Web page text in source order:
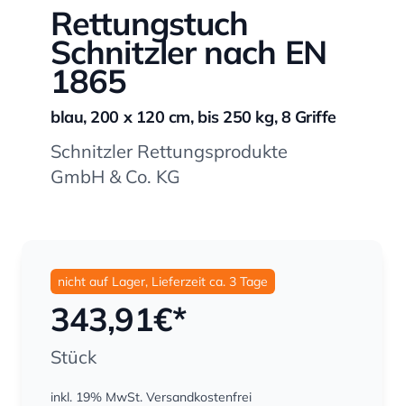
Rettungstuch
Schnitzler nach EN
1865
blau, 200 x 120 cm, bis 250 kg, 8 Griffe
Schnitzler Rettungsprodukte
GmbH & Co. KG
nicht auf Lager, Lieferzeit ca. 3 Tage
343,91€*
Stück
inkl. 19% MwSt. Versandkostenfrei